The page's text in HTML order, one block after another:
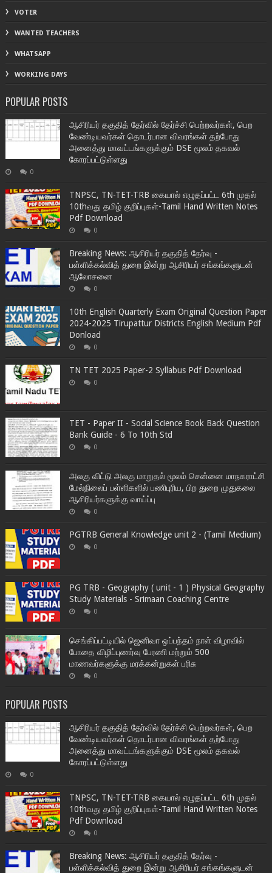
VOTER
WANTED TEACHERS
WHATSAPP
WORKING DAYS
POPULAR POSTS
ஆசிரியர் தகுதித் தேர்வில் தேர்ச்சி பெற்றவர்கள், பெற
வேண்டியவர்கள் தொடர்பான விவரங்கள் தற்போது
அனைத்து மாவட்டங்களுக்கும் DSE மூலம் தகவல்
கோரப்பட்டுள்ளது
0
TNPSC, TN-TET-TRB கையால் எழுதப்பட்ட 6th முதல்
10thவது தமிழ் குறிப்புகள்-Tamil Hand Written Notes
Pdf Download
0
Breaking News: ஆசிரியர் தகுதித் தேர்வு -
பள்ளிக்கல்வித் துறை இன்று ஆசிரியர் சங்கங்களுடன்
ஆலோசனை
0
10th English Quarterly Exam Original Question Paper
2024-2025 Tirupattur Districts English Medium Pdf
Donload
0
TN TET 2025 Paper-2 Syllabus Pdf Download
0
TET - Paper II - Social Science Book Back Question
Bank Guide - 6 To 10th Std
0
அலகு விட்டு அலகு மாறுதல் மூலம் சென்னை மாநகராட்சி
மேல்நிலைப் பள்ளிகளில் பணிபுரிய, பிற துறை முதுகலை
ஆசிரியர்களுக்கு வாய்ப்பு
0
PGTRB General Knowledge unit 2 - (Tamil Medium)
0
PG TRB - Geography ( unit - 1 ) Physical Geography
Study Materials - Srimaan Coaching Centre
0
செங்கிப்பட்டியில் ஜெனிவா ஒப்பந்தம் நாள் விழாவில்
போதை விழிப்புணர்வு பேரணி மற்றும் 500
மாணவர்களுக்கு மரக்கன்றுகள் பரிசு
0
POPULAR POSTS
ஆசிரியர் தகுதித் தேர்வில் தேர்ச்சி பெற்றவர்கள், பெற
வேண்டியவர்கள் தொடர்பான விவரங்கள் தற்போது
அனைத்து மாவட்டங்களுக்கும் DSE மூலம் தகவல்
கோரப்பட்டுள்ளது
0
TNPSC, TN-TET-TRB கையால் எழுதப்பட்ட 6th முதல்
10thவது தமிழ் குறிப்புகள்-Tamil Hand Written Notes
Pdf Download
0
Breaking News: ஆசிரியர் தகுதித் தேர்வு -
பள்ளிக்கல்வித் துறை இன்று ஆசிரியர் சங்கங்களுடன்